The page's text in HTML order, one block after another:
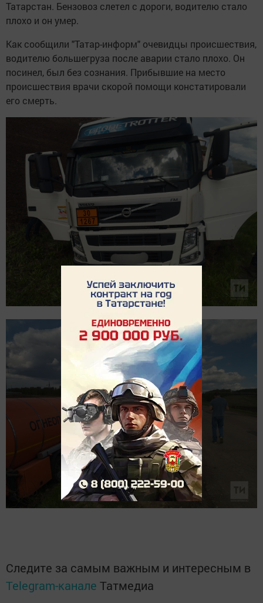
Татарстан. Бензовоз слетел с дороги, водителю стало
плохо и он умер.
Как сообщили "Татар-информ" очевидцы происшествия,
водителю большегруза после аварии стало плохо. Он
посинел, был без сознания. Прибывшие на место
происшествия врачи скорой помощи констатировали
его смерть.
Следите за самым важным и интересным в
Telegram-канале Татмедиа